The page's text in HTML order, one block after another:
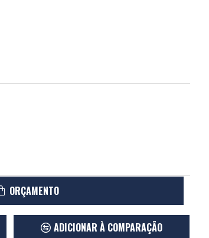
ORÇAMENTO
ADICIONAR À COMPARAÇÃO